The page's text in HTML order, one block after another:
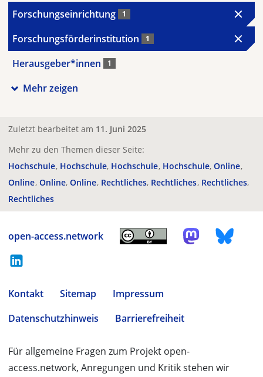
Forschungseinrichtung 1
Forschungsförderinstitution 1
Herausgeber*innen 1
Mehr zeigen
Zuletzt bearbeitet am 11. Juni 2025
Mehr zu den Themen dieser Seite:
Hochschule Hochschule Hochschule Hochschule Online
Online Online Online Rechtliches Rechtliches Rechtliches
Rechtliches
open-access.network
Kontakt Sitemap
Impressum
Datenschutzhinweis
Barrierefreiheit
Für allgemeine Fragen zum Projekt open-
access.network, Anregungen und Kritik stehen wir